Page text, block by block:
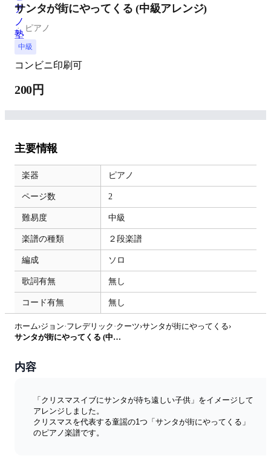
サンタが街にやってくる (中級アレンジ)
ピアノ
中級
コンビニ印刷可
200円
主要情報
楽器 ピアノ
ページ数 2
難易度 中級
楽譜の種類 ２段楽譜
編成 ソロ
歌詞有無 無し
コード有無 無し
ホーム›ジョン·フレデリック·クーツ›サンタが街にやってくる›
サンタが街にやってくる (中級アレンジ) by ピアノ塾
内容
「クリスマスイブにサンタが待ち遠しい子供」をイメージして
アレンジしました。
クリスマスを代表する童謡の1つ「サンタが街にやってくる」
のピアノ楽譜です。